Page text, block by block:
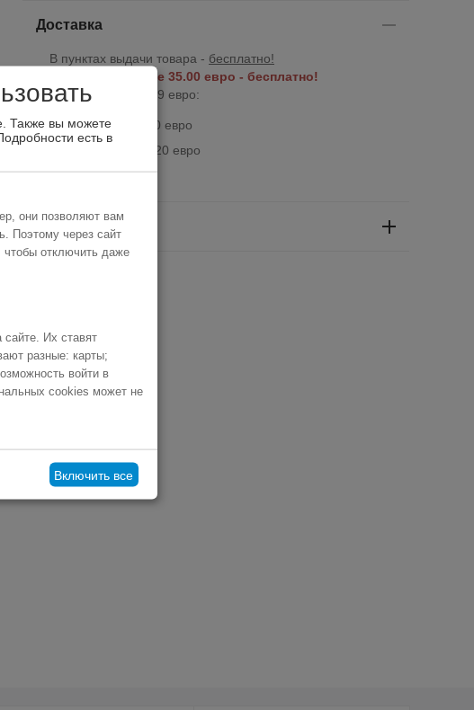
Доставка
В пунктах выдачи товара - бесплатно!
По Латвии свыше 35.00 евро - бесплатно!
По Латвии до 34.99 евро:
Venipak курьер - 3.90 евро
Omniva пакомат - 3.20 евро
Также вы можете
есть в
они позволяют вам
Поэтому через сайт
чтобы отключить даже
Их ставят
разные: карты;
войти в
cookies может не
Включить все